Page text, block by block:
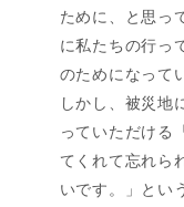
ために、と思っ
に私たちの行っ
のためになって
しかし、被災地
っていただける
てくれて忘れら
いです。」とい